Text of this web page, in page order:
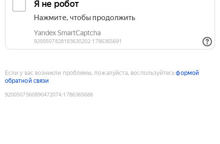
Если у вас возникли проблемы, пожалуйста, воспользуйтесьформой
обратной связи
9200507560890472074:1786365688